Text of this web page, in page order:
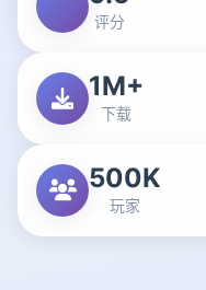
评分
1M+
下载
500K
玩家